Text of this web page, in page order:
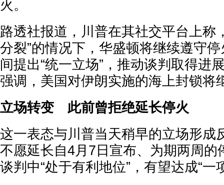
火。
路透社报道，川普在其社交平台上称
分裂”的情况下，华盛顿将继续遵守
间提出“统一立场”，推动谈判取得进
强调，美国对伊朗实施的海上封锁将
立场转变 此前曾拒绝延长停火
这一表态与川普当天稍早的立场形成
不愿延长自4月7日宣布、为期两周的
谈判中“处于有利地位”，有望达成“一